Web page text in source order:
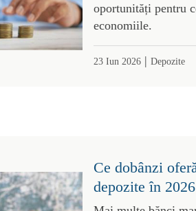
oportunități pentru
economiile.
23 Iun 2026| Depozite
Ce dobânzi
depozite în 2026